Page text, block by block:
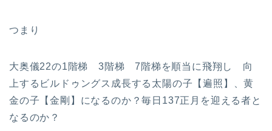
つまり
大奥儀22の1階梯 3階梯 7階梯を順当に飛翔し 向
上するビルドゥングス成長する太陽の子【遍照】、黄
金の子【金剛】になるのか？毎日137正月を迎える者と
なるのか？